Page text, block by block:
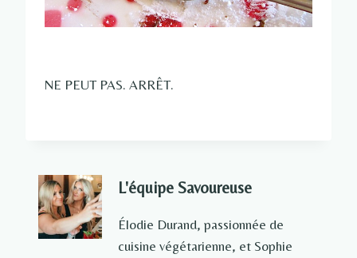
NE PEUT PAS. ARRÊT.
L'équipe Savoureuse
Élodie Durand, passionnée de
cuisine végétarienne, et Sophie